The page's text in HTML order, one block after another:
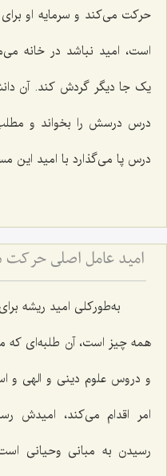
حرکت می‌کند و سرمایه او
است، امید نباشد در خانه
یک جا دیگر گردش کند. آن
درس درسش را بخواند و
درس پا می‌گذارد با امید این
امید عامل اصلی حرکت
به‌طورکلی امید ریشه
همه چیز است، آن طلبه‌ای که
و دروس علوم دینی و الهی و
امر اقدام می‌کند، امیدش
رسیدن به مبانی وحیانی